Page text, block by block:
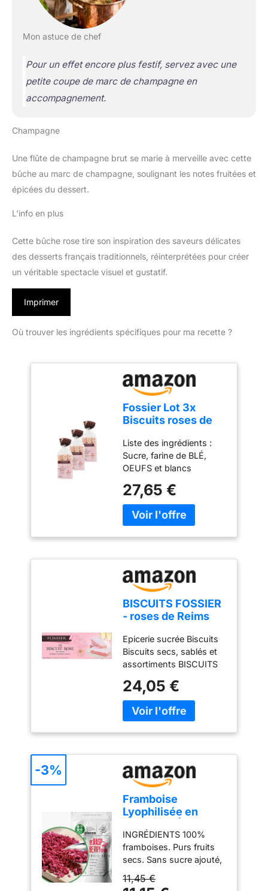
Mon astuce de chef
Pour un effet encore plus festif, servez avec une
petite coupe de marc de champagne en
accompagnement.
Champagne
Une flûte de champagne brut se marie à merveille avec cette
bûche au marc de champagne, soulignant les notes fruitées et
épicées du dessert.
L’info en plus
Cette bûche rose tire son inspiration des saveurs délicates
des desserts français traditionnels, réinterprétées pour créer
un véritable spectacle visuel et gustatif.
Imprimer
Où trouver les ingrédients spécifiques pour ma recette ?
Fossier Lot 3x
Biscuits roses de
250g
Liste des ingrédients :
Sucre, farine de BLÉ,
OEUFS et blancs
élevées en plein air
(34%), colorant :
carmins, poudre à lever :
des allergènes : Gluten
Œuf Leur couleur
distinctive et leur goût
délicat en font un choix
de qualité pour les
douceurs. Sans lactose
Sans conservateur Sans
colorant Végétarien -
Type de cuisine :
Française
27,65 €
BISCUITS FOSSIER
- roses de Reims
Articles
Epicerie sucrée Biscuits
Biscuits secs, sablés et
assortiments BISCUITS
x12 100 g
24,05 €
Framboise
Lyophilisée en
Framboises
Séchées | Fruits
Seches
Lyophilisateur |
Fruits Secs Fruits
INGRÉDIENTS 100%
framboises. Purs fruits
secs. Sans sucre ajouté,
sans additifs. Freeze
dried raspberry pieces.
11,45 €
-3%